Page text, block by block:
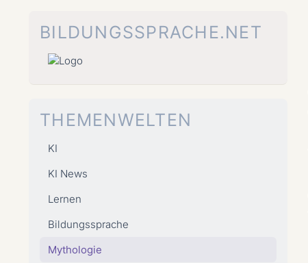
springen
BILDUNGSSPRACHE.NET
THEMENWELTEN
KI
KI News
Lernen
Bildungssprache
Mythologie